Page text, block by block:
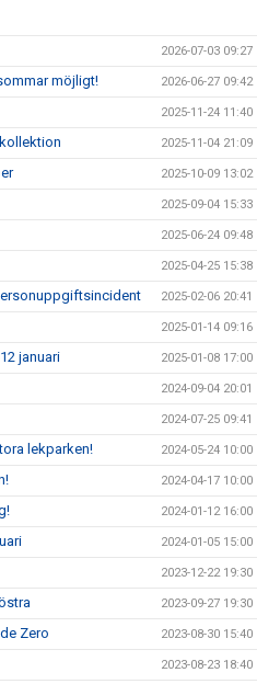
2026-07-03 09:27
möjligt! 2026-06-27 09:42
2025-11-24 11:40
2025-11-04 21:09
2025-10-09 13:02
2025-09-04 15:33
2025-06-24 09:48
2025-04-25 15:38
2025-02-06 20:41
2025-01-14 09:16
januari 2025-01-08 17:00
2024-09-04 20:01
2024-07-25 09:41
lekparken! 2024-05-24 10:00
2024-04-17 10:00
2024-01-12 16:00
2024-01-05 15:00
2023-12-22 19:30
2023-09-27 19:30
Zero 2023-08-30 15:40
2023-08-23 18:40